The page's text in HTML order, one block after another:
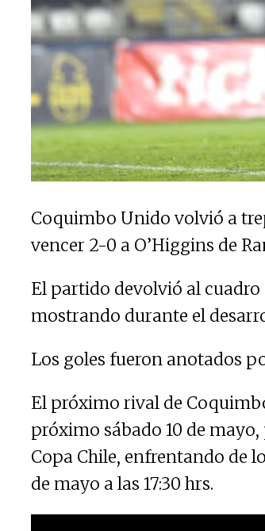
Coquimbo Unido volvió a
vencer 2-0 a O’Higgins de
El partido devolvió al
mostrando durante el
Los goles fueron anotados
El próximo rival de
próximo sábado 10 de
Copa Chile, enfrentando de
de mayo a las 17:30 hrs.